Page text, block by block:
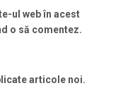
ul web în acest
o să comentez.
articole noi.